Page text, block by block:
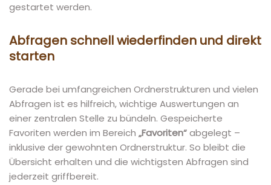
gestartet werden.
Abfragen schnell wiederfinden und direkt
starten
Gerade bei umfangreichen Ordnerstrukturen und vielen
Abfragen ist es hilfreich, wichtige Auswertungen an
einer zentralen Stelle zu bündeln. Gespeicherte
Favoriten werden im Bereich „Favoriten“abgelegt –
inklusive der gewohnten Ordnerstruktur. So bleibt die
Übersicht erhalten und die wichtigsten Abfragen sind
jederzeit griffbereit.